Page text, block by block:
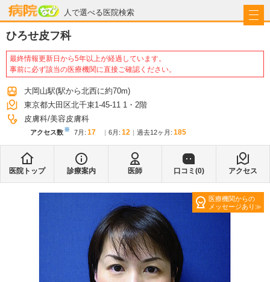
人で選べる医院検索
病院なび
ひろせ皮フ科
最終情報更新日から5年以上が経過しています。
事前に必ず該当の医療機関に直接ご確認ください。
大岡山駅(駅から北西に約70m)
東京都大田区北千束1-45-11 1・2階
皮膚科 美容皮膚科
アクセス数※ 7月 : 17 6月 : 12 過去12ヶ月: 185
医院トップ 診療案内 医師 口コミ(0) アクセス
医療機関からの
メッセージあり